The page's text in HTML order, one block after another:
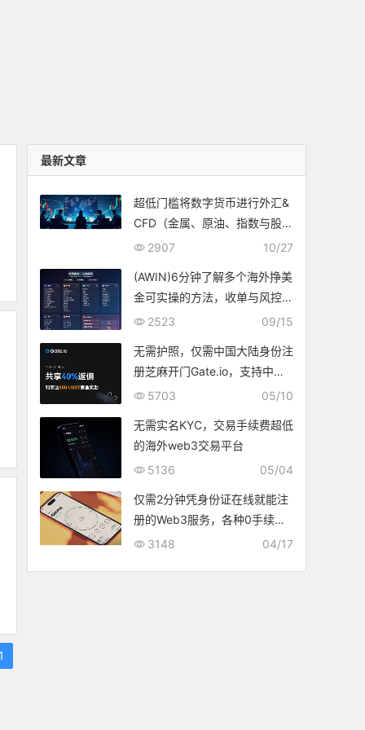
最新文章
超低门槛将数字货币进行外汇&
CFD（金属、原油、指数与股
票）等交易
10/27
2907
(AWIN)6分钟了解多个海外挣美
金可实操的方法，收单与风控也
不头疼
09/15
2523
无需护照，仅需中国大陆身份注
册芝麻开门Gate.io，支持中国
支付方式交易，无需海外地址凭
05/10
5703
无需实名KYC，交易手续费超低
的海外web3交易平台
05/04
5136
仅需2分钟凭身份证在线就能注
册的Web3服务，各种0手续
费，不仅可用港币间接出入金，
04/17
3148